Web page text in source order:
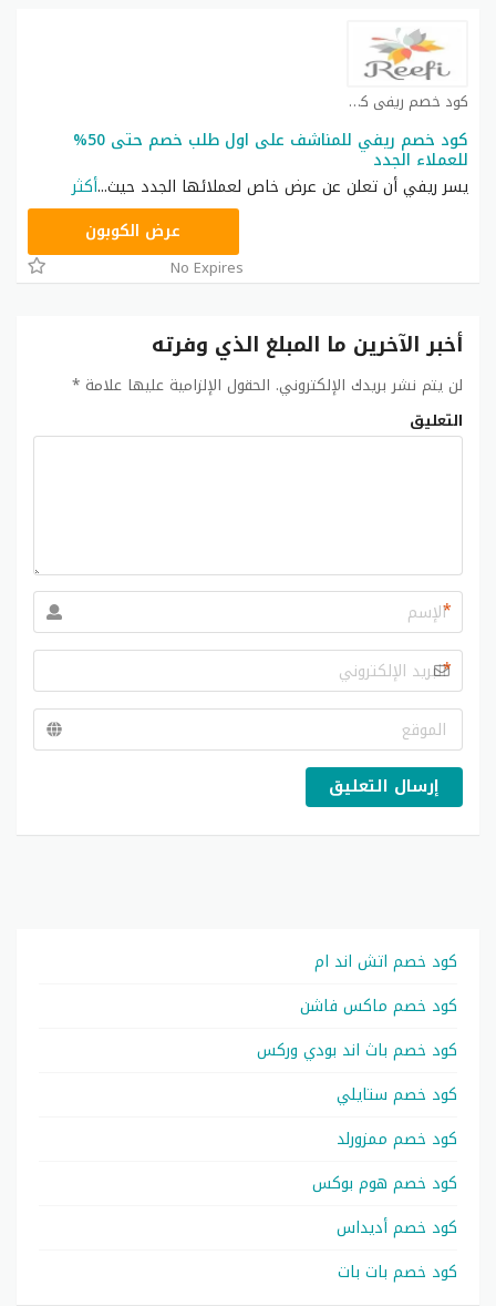
كود خصم ريفي كوبون
كود خصم ريفي للمناشف على اول طلب خصم حتى 50%
للعملاء الجدد
يسر ريفي أن تعلن عن عرض خاص لعملائها الجدد حيث...أكثر
عرض الكوبون
No Expires
أخبر الآخرين ما المبلغ الذي وفرته
لن يتم نشر بريدك الإلكتروني. الحقول الإلزامية عليها علامة *
التعليق
*
*
إرسال التعليق
كود خصم اتش اند ام
كود خصم ماكس فاشن
كود خصم باث اند بودي وركس
كود خصم ستايلي
كود خصم ممزورلد
كود خصم هوم بوكس
كود خصم أديداس
كود خصم بات بات